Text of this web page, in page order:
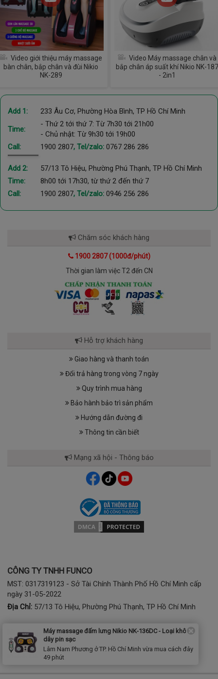
Video giới thiệu máy massage
bàn chân, bắp chân và đùi Nikio
NK-289
Video Máy massage chân và
bắp chân áp suất khí Nikio NK-187
- 2in1
Add 1: 233 Âu Cơ, Phường Hòa Bình, TP Hồ Chí Minh
Time:
- Thứ 2 tới thứ 7: Từ 7h30 tới 21h00
- Chủ nhật: Từ 9h30 tới 19h00
Call:
1900 2807, Tel/zalo: 0767 286 286
Add 2:
57/13 Tô Hiệu, Phường Phú Thạnh, TP Hồ Chí Minh
Time:
8h00 tới 17h30, từ thứ 2 đến thứ 7
Call:
1900 2807, Tel/zalo: 0946 256 286
Chăm sóc khách hàng
1900 2807 (1000đ/phút)
Thời gian làm việc T2 đến CN
Hỗ trợ khách hàng
Giao hàng và thanh toán
Đổi trả hàng trong vòng 7 ngày
Quy trình mua hàng
Bảo hành bảo trì sản phẩm
Hướng dẫn đường đi
Thông tin cần biết
Mạng xã hội - Thông báo
CÔNG TY TNHH FUNCO
MST: 0317319123 - Sở Tài Chính Thành Phố Hồ Chí Minh cấp
ngày 31-05-2022
Địa Chỉ: 57/13 Tô Hiệu, Phường Phú Thạnh, TP Hồ Chí Minh
Mua hàng:
1900 2807 - (028) 7777 2807 (phím 1)
Bảo hành, kỹ thuật: (028) 3974 2186; Tel/Zalo: 0941797286
Khách Hàng Dự Án:
Máy massage đấm lưng Nikio NK-136DC - Loại không
dây pin sạc
Lâm Nam Phương ở TP. Hồ Chí Minh vừa mua cách đây
49 phút